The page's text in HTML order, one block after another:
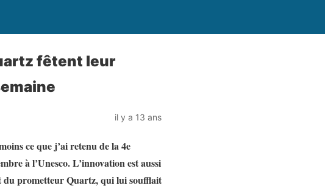
fêtent leur
il y a 13 ans
ce que j’ai retenu de la 4e
à l’Unesco. L’innovation est aussi
du prometteur Quartz, qui lui soufflait